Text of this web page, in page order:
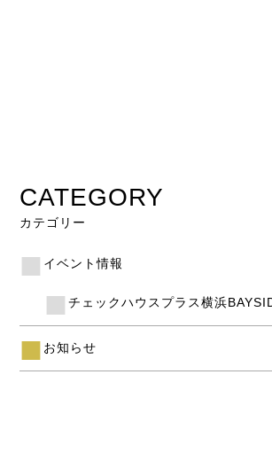
CATEGORY
カテゴリー
イベント情報
チェックハウスプラス横浜
お知らせ